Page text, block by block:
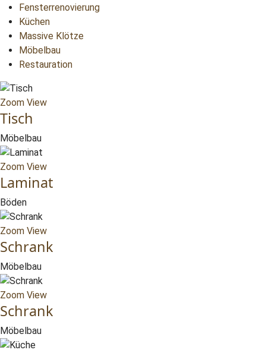
Fensterrenovierung
Küchen
Massive Klötze
Möbelbau
Restauration
Zoom View
Tisch
Möbelbau
Zoom View
Laminat
Böden
Zoom View
Schrank
Möbelbau
Zoom View
Schrank
Möbelbau